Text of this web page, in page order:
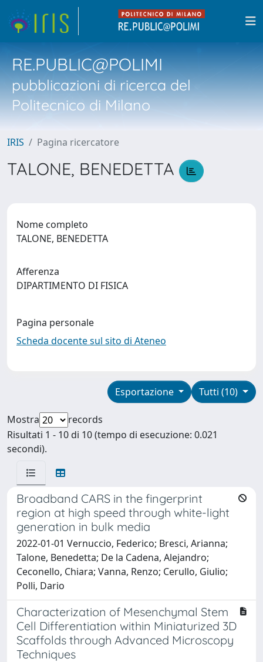
RE.PUBLIC@POLIMI
pubblicazioni di ricerca del
Politecnico di Milano
IRIS Pagina ricercatore
TALONE, BENEDETTA
Nome completo
TALONE, BENEDETTA
Afferenza
DIPARTIMENTO DI FISICA
Pagina personale
Scheda docente sul sito di Ateneo
Tutti (10)
Esportazione
Mostra
records
Risultati 1 - 10 di 10 (tempo di esecuzione: 0.021
secondi).
Broadband CARS in the fingerprint
region at high speed through white-light
generation in bulk media
2022-01-01 Vernuccio, Federico; Bresci, Arianna;
Talone, Benedetta; De la Cadena, Alejandro;
Ceconello, Chiara; Vanna, Renzo; Cerullo, Giulio;
Polli, Dario
Characterization of Mesenchymal Stem
Cell Differentiation within Miniaturized 3D
Scaffolds through Advanced Microscopy
Techniques